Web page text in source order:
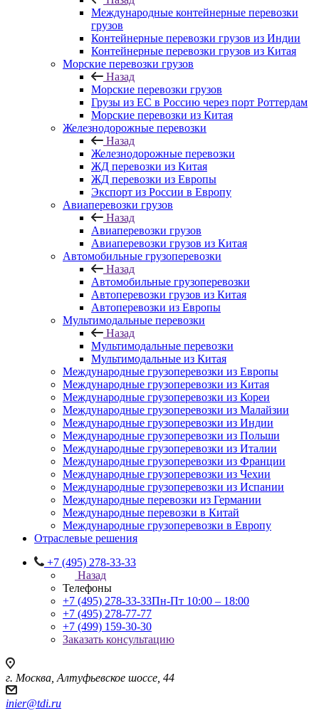
Международные контейнерные перевозки
грузов
Контейнерные перевозки грузов из Индии
Контейнерные перевозки грузов из Китая
Морские перевозки грузов
Назад
Морские перевозки грузов
Грузы из ЕС в Россию через порт Роттердам
Морские перевозки из Китая
Железнодорожные перевозки
Назад
Железнодорожные перевозки
ЖД перевозки из Китая
ЖД перевозки из Европы
Экспорт из России в Европу
Авиаперевозки грузов
Назад
Авиаперевозки грузов
Авиаперевозки грузов из Китая
Автомобильные грузоперевозки
Назад
Автомобильные грузоперевозки
Автоперевозки грузов из Китая
Автоперевозки из Европы
Мультимодальные перевозки
Назад
Мультимодальные перевозки
Мультимодальные из Китая
Международные грузоперевозки из Европы
Международные грузоперевозки из Китая
Международные грузоперевозки из Кореи
Международные грузоперевозки из Малайзии
Международные грузоперевозки из Индии
Международные грузоперевозки из Польши
Международные грузоперевозки из Италии
Международные грузоперевозки из Франции
Международные грузоперевозки из Чехии
Международные грузоперевозки из Испании
Международные перевозки из Германии
Международные перевозки в Китай
Международные грузоперевозки в Европу
Отраслевые решения
+7 (495) 278-33-33
Назад
Телефоны
+7 (495) 278-33-33Пн-Пт 10:00 – 18:00
+7 (495) 278-77-77
+7 (499) 159-30-30
Заказать консультацию
г. Москва, Алтуфьевское шоссе, 44
inier@tdi.ru